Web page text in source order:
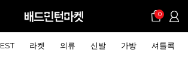
0
라켓 의류 신발 가방 셔틀콕